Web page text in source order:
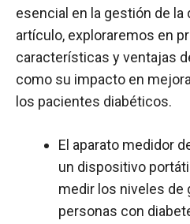
esencial en la gestión de la
artículo, exploraremos en
características y ventajas
como su impacto en
los pacientes diabéticos.
El aparato medidor
un dispositivo
medir los niveles de
personas con